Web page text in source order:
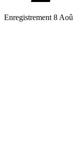
Enregistrement 8 Aoû